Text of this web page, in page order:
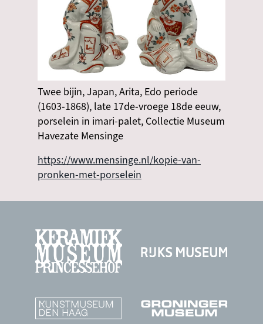
Twee bijin, Japan, Arita, Edo periode
(1603-1868), late 17de-vroege 18de eeuw,
porselein in imari-palet, Collectie Museum
Havezate Mensinge
https://www.mensinge.nl/kopie-van-
pronken-met-porselein